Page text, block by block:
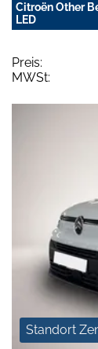
Citroën Other
LED
Preis:
MWSt:
Standort